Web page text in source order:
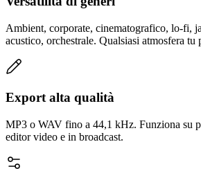
Ambient, corporate, cinematografico, lo-fi,
acustico, orchestrale. Qualsiasi atmosfera tu
Export alta qualità
MP3 o WAV fino a 44,1 kHz. Funziona su
editor video e in broadcast.